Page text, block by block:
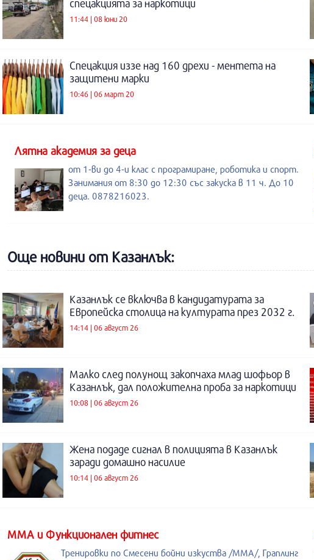
спецакцията за наркотици
11:44 | 08 юни 20
Спецакция иззе над 160 дрехи - ментета на
защитени марки
10:46 | 06 март 20
Лятна академия за деца
от 1-ви до 4-и клас с програмиране, роботика и спорт.
Занимания от 8:30 до 12:30 със закуска в 11 ч. До 10
деца. 0878216023.
Още новини от Казанлък:
Казанлък се включва в кандидатурата за
Европейска столица на културата през 2032 г.
14:14 | 06 август 26
Малко след полунощ закопчаха млад шофьор в
Казанлък, дал положителна проба за наркотици
10:08 | 06 август 26
Жена подаде сигнал в полицията в Казанлък
заради домашно насилие
10:14 | 06 август 26
ММА и Функционален фитнес
Тренировки по Смесени бойни изкуства /MMA/, Граплинг